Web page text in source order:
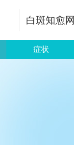
白斑知愈网
症状